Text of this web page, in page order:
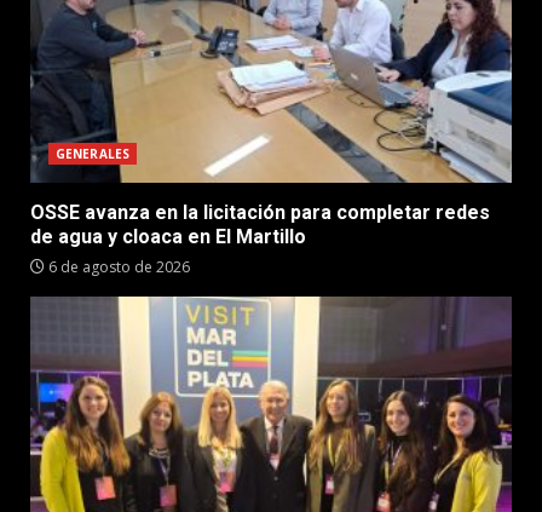
GENERALES
OSSE avanza en la licitación para completar redes
de agua y cloaca en El Martillo
6 de agosto de 2026